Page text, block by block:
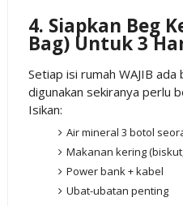
4. Siapkan Beg
Bag) Untuk 3
Setiap isi rumah WAJIB
digunakan sekiranya perlu
Isikan:
Air mineral 3 botol
Makanan kering
Power bank + kabel
Ubat-ubatan penting